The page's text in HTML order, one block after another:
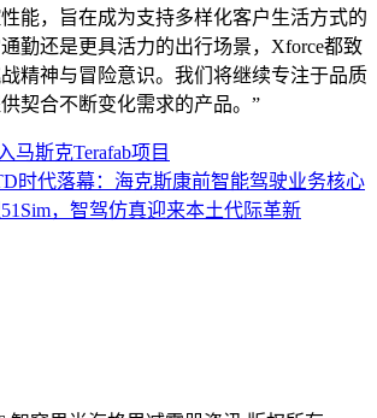
能，旨在成为支持多样化客户生活方式的
勤还是更具活力的出行场景，Xforce都致
精神与冒险意识。我们将继续专注于品质
契合不断变化需求的产品。”
马斯克Terafab项目
时代落幕：海克斯康前智能驾驶业务核心
，智驾仿真迎来本土代际革新